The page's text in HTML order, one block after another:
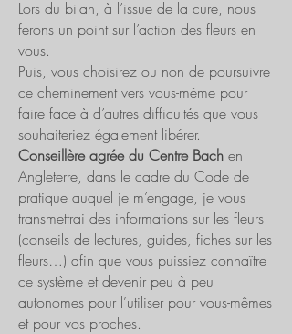
Lors du bilan, à l’issue de la cure, nous
ferons un point sur l’action des fleurs en
vous.
Puis, vous choisirez ou non de poursuivre
ce cheminement vers vous-même pour
faire face à d’autres difficultés que vous
souhaiteriez également libérer.
Conseillère agrée du Centre Bach en
Angleterre, dans le cadre du Code de
pratique auquel je m’engage, je vous
transmettrai des informations sur les fleurs
(conseils de lectures, guides, fiches sur les
fleurs…) afin que vous puissiez connaître
ce système et devenir peu à peu
autonomes pour l’utiliser pour vous-mêmes
et pour vos proches.